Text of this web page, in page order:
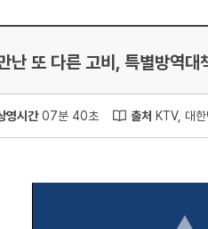
난 또 다른 고비, 특별방역대
영시간07분 40초 출처 KTV, 대